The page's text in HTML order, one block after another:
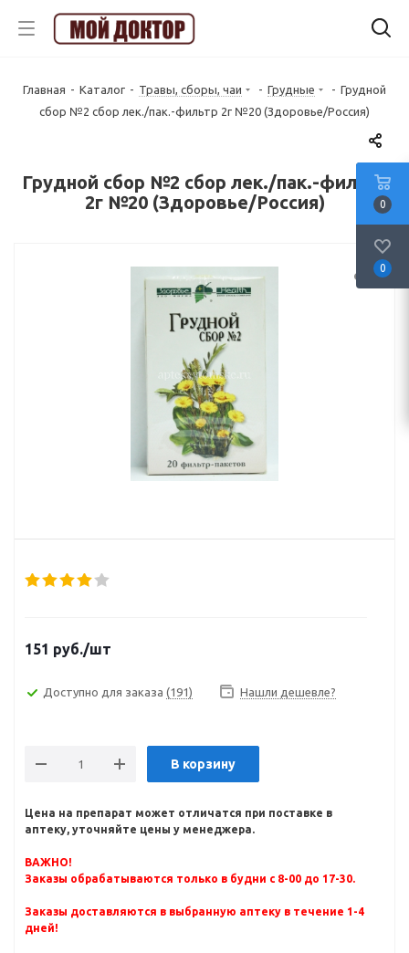
Главная - Каталог - Травы, сборы, чаи - Грудные - Грудной
сбор №2 сбор лек./пак.-фильтр 2г №20 (Здоровье/Россия)
Грудной сбор №2 сбор лек./пак.-фильтр
2г №20 (Здоровье/Россия)
151 руб./шт
Доступно для заказа (191) Нашли дешевле?
В корзину
Цена на препарат может отличатся при поставке в
аптеку, уточняйте цены у менеджера.
ВАЖНО!
Заказы обрабатываются только в будни с 8-00 до 17-30.
Заказы доставляются в выбранную аптеку в течение 1-4
дней!
0
0